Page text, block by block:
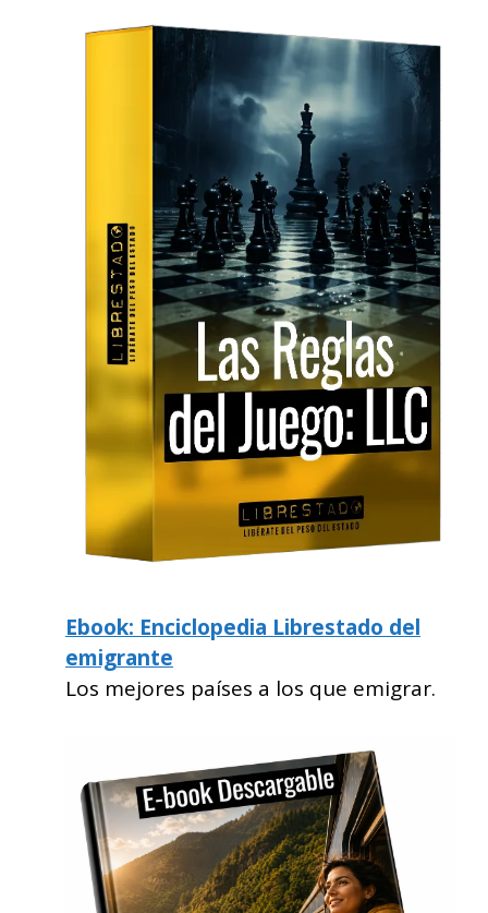
Ebook: Enciclopedia Librestado del
emigrante
Los mejores países a los que emigrar.